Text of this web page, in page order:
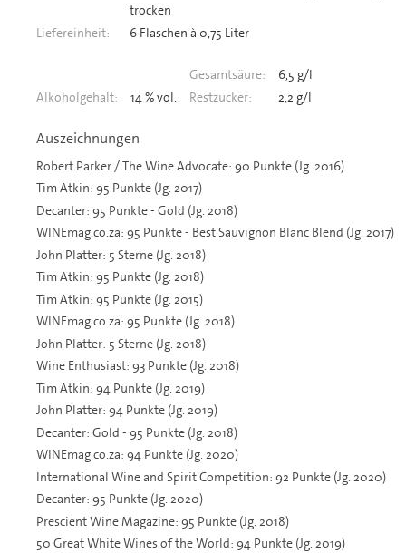
trocken
Liefereinheit:
6 Flaschen à 0,75 Liter
Gesamtsäure:
6,5 g/l
Alkoholgehalt:
14 % vol. Restzucker: 2,2 g/l
Auszeichnungen
Robert Parker / The Wine Advocate: 90 Punkte (Jg. 2016)
Tim Atkin: 95 Punkte (Jg. 2017)
Decanter: 95 Punkte - Gold (Jg. 2018)
WINEmag.co.za: 95 Punkte - Best Sauvignon Blanc Blend (Jg. 2017)
John Platter: 5 Sterne (Jg. 2018)
Tim Atkin: 95 Punkte (Jg. 2018)
Tim Atkin: 95 Punkte (Jg. 2015)
WINEmag.co.za: 95 Punkte (Jg. 2018)
John Platter: 5 Sterne (Jg. 2018)
Wine Enthusiast: 93 Punkte (Jg. 2018)
Tim Atkin: 94 Punkte (Jg. 2019)
John Platter: 94 Punkte (Jg. 2019)
Decanter: Gold - 95 Punkte (Jg. 2018)
WINEmag.co.za: 94 Punkte (Jg. 2020)
International Wine and Spirit Competition: 92 Punkte (Jg. 2020)
Decanter: 95 Punkte (Jg. 2020)
Prescient Wine Magazine: 95 Punkte (Jg. 2018)
50 Great White Wines of the World: 94 Punkte (Jg. 2019)